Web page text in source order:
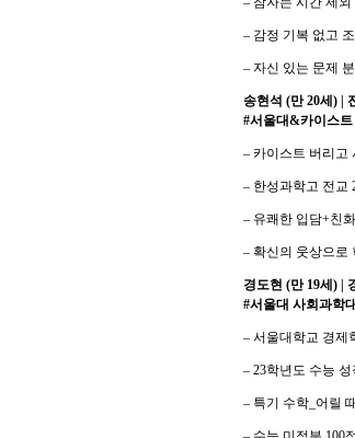
– 감정 기복 없고
– 자신 있는 문제
송현석 (만 20세) |
#서울대&카이스
– 카이스트 버리고
– 한성과학고 전교
– 유쾌한 입담+친
– 확신의 웃상으로
경도현 (만 19세) |
#서울대 사회과학
– 서울대학교 경제
– 23학년도 수능
– 특기 수학_어릴